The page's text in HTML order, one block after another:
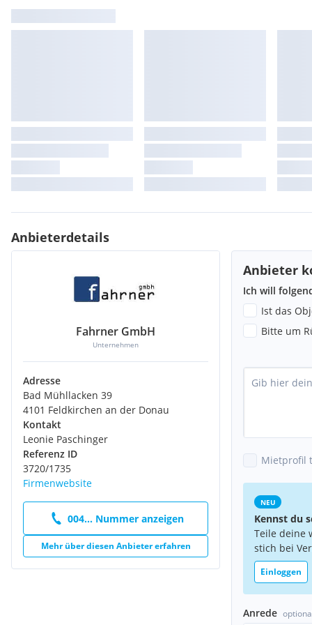
Anbieterdetails
Fahrner GmbH
Unternehmen
Adresse
Bad Mühllacken 39
4101 Feldkirchen an der Donau
Kontakt
Leonie Paschinger
Referenz ID
3720/1735
Firmenwebsite
004... Nummer anzeigen
Mehr über diesen Anbieter erfahren
Anbieter
Ich will
Ist das
Bitte um
Mietprofil
NEU
Kennst du
Teile deine
stich bei
Einloggen
Anrede